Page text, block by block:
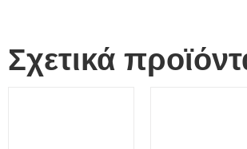
Σχετικά